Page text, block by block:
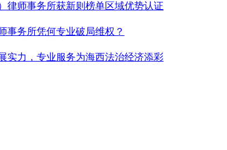
律师事务所获新则榜单区域优势认证
事务所凭何专业破局维权？
实力，专业服务为海西法治经济添彩